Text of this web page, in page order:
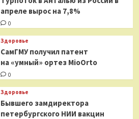
апреле вырос на 7,8%
0
Здоровье
СамГМУ получил патент
на «умный» ортез MioOrto
0
Здоровье
Бывшего замдиректора
петербургского НИИ вакцин